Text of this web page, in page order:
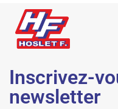
Inscrivez-
newsletter